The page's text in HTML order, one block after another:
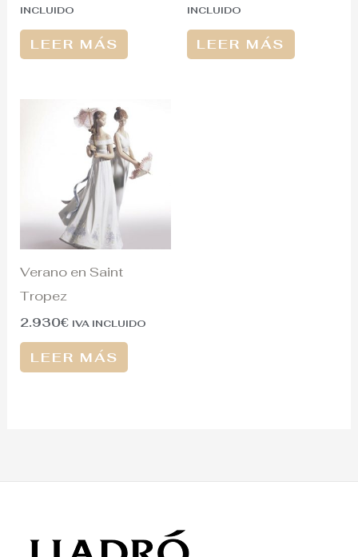
INCLUIDO
LEER MÁS
INCLUIDO
LEER MÁS
Verano en Saint
Tropez
2.930€ IVA INCLUIDO
LEER MÁS